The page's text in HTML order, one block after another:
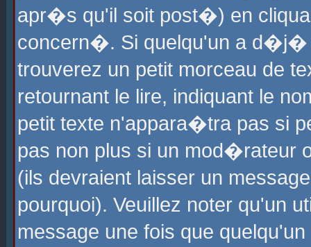
apr�s qu'il soit post�) en
concern�. Si quelqu'un a
trouverez un petit morceau de
retournant le lire, indiquant le
petit texte n'appara�tra pas si
pas non plus si un mod�rateur
(ils devraient laisser un
pourquoi). Veuillez noter qu'un
message une fois que